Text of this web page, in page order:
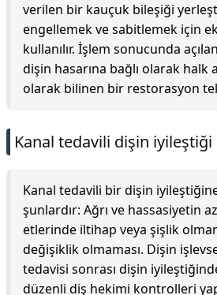
verilen bir kauçuk bileşiği
engellemek ve sabitlemek için
kullanılır. İşlem sonucunda
dişin hasarına bağlı olarak halk
olarak bilinen bir restorasyon
Kanal tedavili dişin iyileştiği
Kanal tedavili bir dişin
şunlardır: Ağrı ve hassasiyetin
etlerinde iltihap veya şişlik
değişiklik olmaması. Dişin
tedavisi sonrası dişin
düzenli diş hekimi kontrolleri